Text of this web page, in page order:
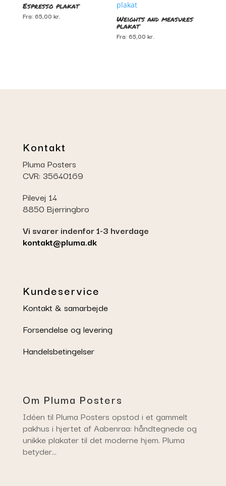
Espresso plakat
Fra: 65,00 kr. Weights and measures
plakat
Fra:65,00kr.
Kontakt
Pluma Posters
CVR: 35640169
Pilevej 14
8850 Bjerringbro
Vi svarer indenfor 1-3 hverdage
kontakt@pluma.dk
Kundeservice
Kontakt & samarbejde
Forsendelse og levering
Handelsbetingelser
Om Pluma Posters
Idéen til Pluma Posters opstod i et gammelt
pakhus i hjertet af Aabenraa: håndtegnede og
unikke plakater til det moderne hjem. Pluma
betyder…